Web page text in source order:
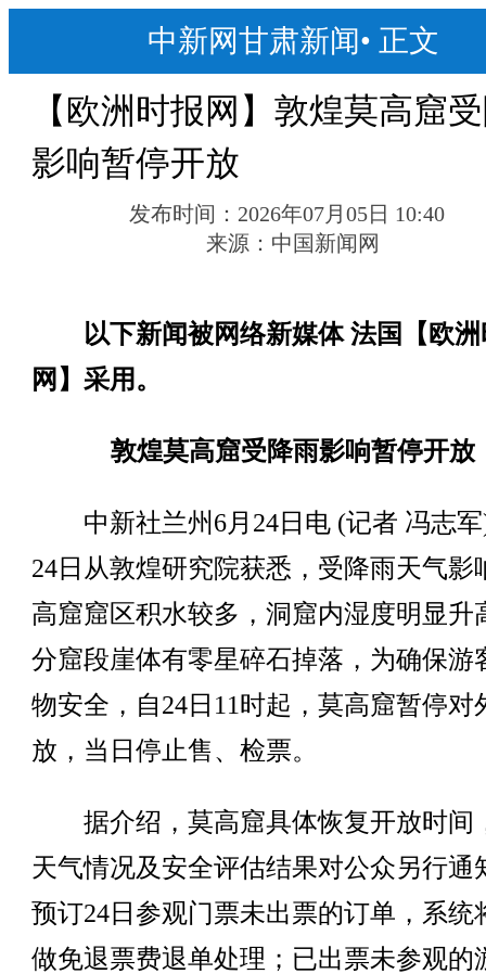
中新网甘肃新闻• 正文
【欧洲时报网】敦煌莫高窟
影响暂停开放
发布时间： 2026年07月05日 10:40
来源： 中国新闻网
以下新闻被网络新媒体 法国【欧
网】采用。
敦煌莫高窟受降雨影响暂停开放
中新社兰州6月24日电 (记者 冯志军
24日从敦煌研究院获悉，受降雨天气影
高窟窟区积水较多，洞窟内湿度明显升
分窟段崖体有零星碎石掉落，为确保游
物安全，自24日11时起，莫高窟暂停对
放，当日停止售、检票。
据介绍，莫高窟具体恢复开放时间
天气情况及安全评估结果对公众另行通
预订24日参观门票未出票的订单，系统
做免退票费退单处理；已出票未参观的